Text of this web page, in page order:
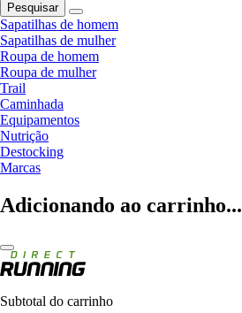
Pesquisar
Sapatilhas de homem
Sapatilhas de mulher
Roupa de homem
Roupa de mulher
Trail
Caminhada
Equipamentos
Nutrição
Destocking
Marcas
Adicionando ao carrinho...
Subtotal do carrinho